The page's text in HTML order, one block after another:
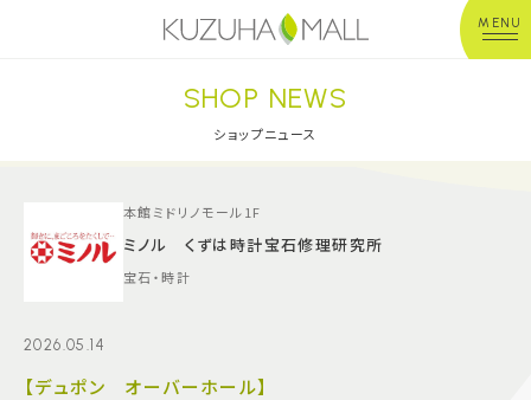
MENU
年中無休平 日：10:00~20:00
※店舗により異なる
ショップガイド
SHOP NEWS
ショップニュース
本館ミドリノモール1F
ミノル くずは時計宝石修理研究所
宝石・時計
2026.05.14
【デュポン オーバーホール】